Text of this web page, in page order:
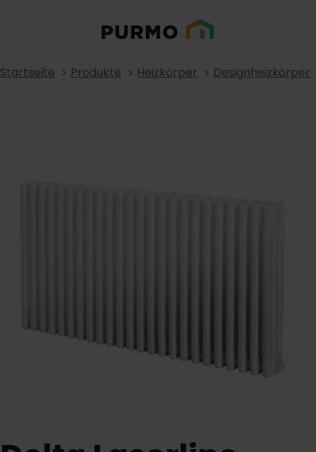
Startseite Produkte Heizkörper Designheizkörper